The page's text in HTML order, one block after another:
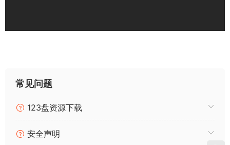
常见问题
123盘资源下载
安全声明